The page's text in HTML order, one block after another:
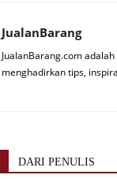
JualanBarang
JualanBarang.com
menghadirkan tips,
DARI PENULIS